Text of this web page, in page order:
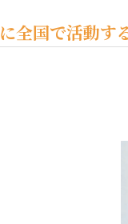
全国で活動す